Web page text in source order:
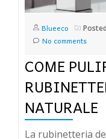
Blueeco
No comments
COME
NATURALE
La rubinetteria